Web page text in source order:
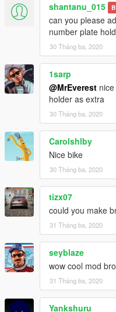
shantanu_015
can you please
number plate
30 Tháng ba, 2020
1sarp
@MrEverest
holder as extra
30 Tháng ba, 2020
Carolshlby
Nice bike
30 Tháng ba, 2020
tizx07
could you make
31 Tháng ba, 2020
seyblaze
wow cool mod
31 Tháng ba, 2020
Yankshuru